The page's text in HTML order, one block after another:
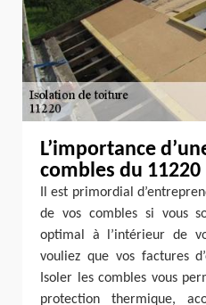
L’importance
combles du 11220
Il est primordial
de vos combles si vous
optimal à l’intérieur de
vouliez que vos factures
Isoler les combles vous
protection thermique,